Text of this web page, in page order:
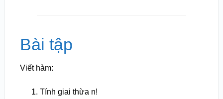
Bài tập
Viết hàm:
Tính giai thừa n!